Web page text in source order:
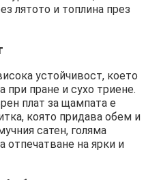
лятото и топлина през
устойчивост, което
при пране и сухо триене.
плат за щампата е
която придава обем и
сатен, голяма
отпечатване на ярки и